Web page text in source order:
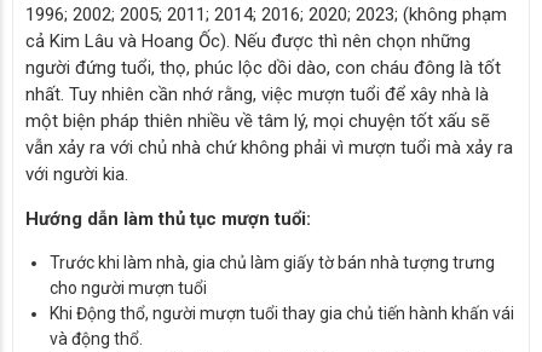
1996; 2002; 2005; 2011; 2014; 2016; 2020; 2023; (không phạm
cả Kim Lâu và Hoang Ốc). Nếu được thì nên chọn những
người đứng tuổi, thọ, phúc lộc dồi dào, con cháu đông là tốt
nhất. Tuy nhiên cần nhớ rằng, việc mượn tuổi để xây nhà là
một biện pháp thiên nhiều về tâm lý, mọi chuyện tốt xấu sẽ
vẫn xảy ra với chủ nhà chứ không phải vì mượn tuổi mà xảy ra
với người kia.
Hướng dẫn làm thủ tục mượn tuổi:
Trước khi làm nhà, gia chủ làm giấy tờ bán nhà tượng trưng
cho người mượn tuổi
Khi Động thổ, người mượn tuổi thay gia chủ tiến hành khấn vái
và động thổ.